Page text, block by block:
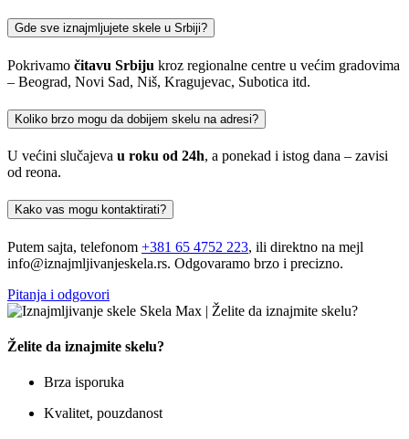
Gde sve iznajmljujete skele u Srbiji?
Pokrivamo čitavu Srbiju kroz regionalne centre u većim gradovima
– Beograd, Novi Sad, Niš, Kragujevac, Subotica itd.
Koliko brzo mogu da dobijem skelu na adresi?
U većini slučajeva u roku od 24h, a ponekad i istog dana – zavisi
od reona.
Kako vas mogu kontaktirati?
Putem sajta, telefonom +381 65 4752 223, ili direktno na mejl
info@iznajmljivanjeskela.rs. Odgovaramo brzo i precizno.
Pitanja i odgovori
Želite da iznajmite skelu?
Brza isporuka
Kvalitet, pouzdanost